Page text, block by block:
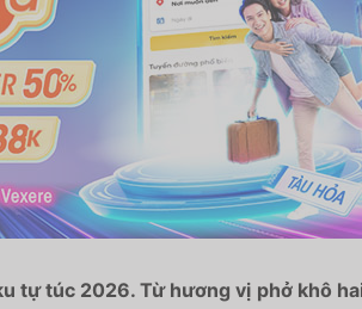
tự túc 2026. Từ hương vị phở khô